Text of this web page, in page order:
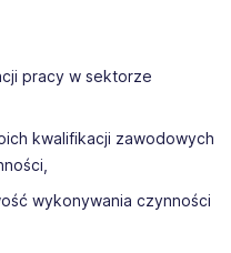
pracy w sektorze
kwalifikacji zawodowych
wykonywania czynności